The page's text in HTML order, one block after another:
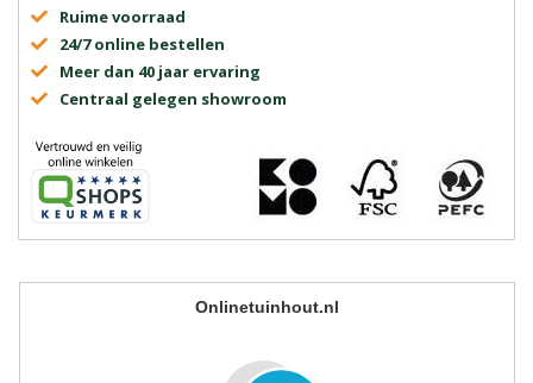
Ruime voorraad
24/7 online bestellen
Meer dan 40 jaar ervaring
Centraal gelegen showroom
Onlinetuinhout.nl